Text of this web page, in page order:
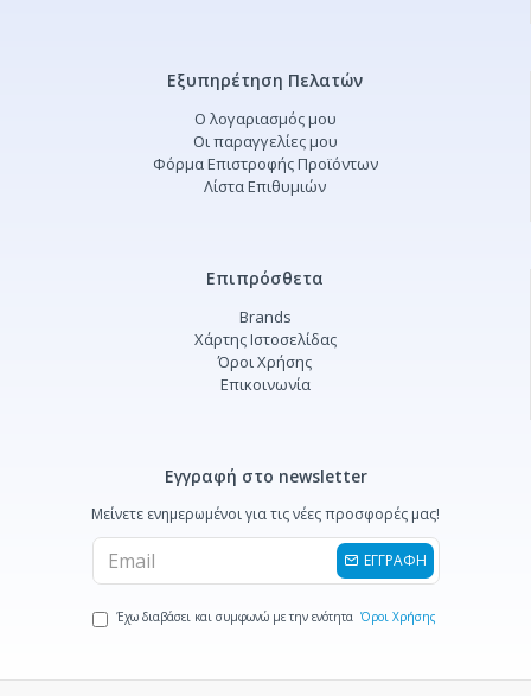
Εξυπηρέτηση Πελατών
Ο λογαριασμός μου
Οι παραγγελίες μου
Φόρμα Επιστροφής Προϊόντων
Λίστα Επιθυμιών
Επιπρόσθετα
Brands
Χάρτης Ιστοσελίδας
Όροι Χρήσης
Επικοινωνία
Εγγραφή στο newsletter
Μείνετε ενημερωμένοι για τις νέες προσφορές μας!
ΕΓΓΡΑΦΗ
Έχω διαβάσει και συμφωνώ με την ενότητα Όροι Χρήσης